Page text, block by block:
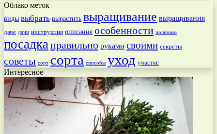
Облако меток
виды выбрать вырастить выращивание выращивания
даче дачи инструкция описание особенности полезные
посадка правильно руками своими секреты
советы сорт сорта способы уход участке
Интересное